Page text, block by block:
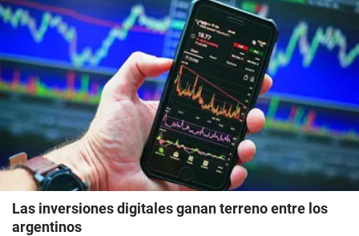
Las inversiones digitales ganan terreno entre los
argentinos